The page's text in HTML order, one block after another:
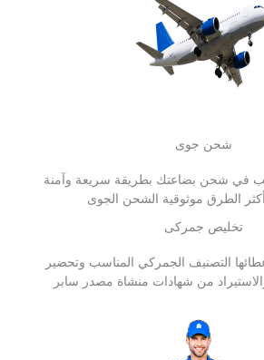
شحن جوى
في شحن بضاعتك بطريقة سريعة وآمنة
الطرق موثوقية الشحن الجوى
تخليص جمركى
التصنيف الجمركي المناسب وتحضير
والاستيراد من شهادات منشاة مصدر سابر